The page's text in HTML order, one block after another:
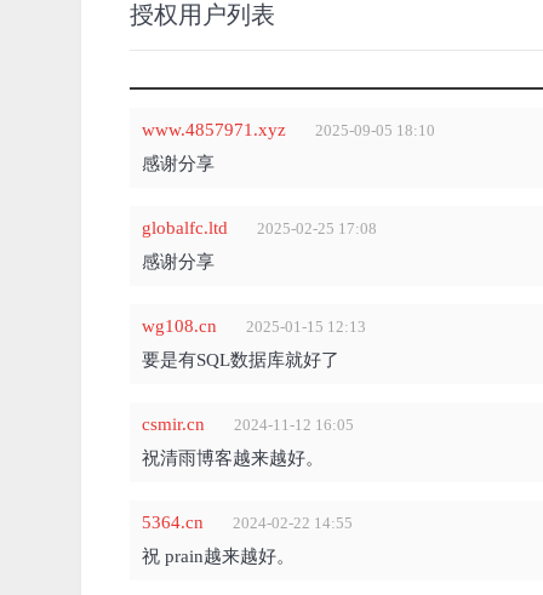
授权用户列表
www.4857971.xyz 2025-09-05 18:10
感谢分享
globalfc.ltd 2025-02-25 17:08
感谢分享
wg108.cn 2025-01-15 12:13
要是有SQL数据库就好了
csmir.cn 2024-11-12 16:05
祝清雨博客越来越好。
5364.cn 2024-02-22 14:55
祝 prain越来越好。